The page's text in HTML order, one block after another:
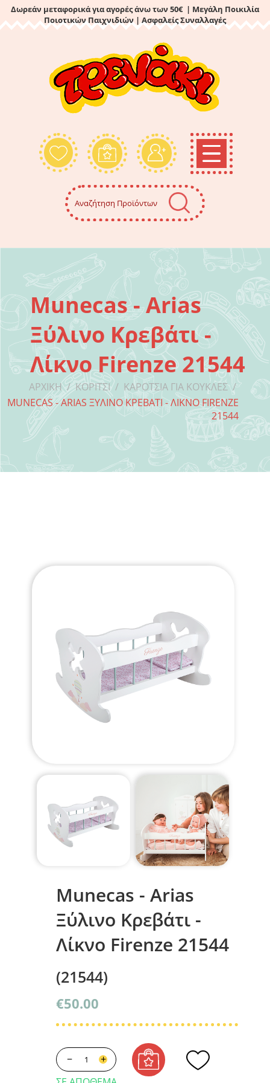
Δωρεάν μεταφορικά για αγορές άνω των 50€ | Μεγάλη Ποικιλία
Ποιοτικών Παιχνιδιών | Ασφαλείς Συναλλαγές
Munecas - Arias
Ξύλινο Κρεβάτι -
Λίκνο Firenze 21544
ΑΡΧΙΚΉ / ΚΟΡΊΤΣΙ / ΚΑΡΌΤΣΙΑ ΓΙΑ ΚΟΎΚΛΕΣ /
MUNECAS - ARIAS ΞΎΛΙΝΟ ΚΡΕΒΆΤΙ - ΛΊΚΝΟ FIRENZE
21544
Munecas - Arias
Ξύλινο Κρεβάτι -
Λίκνο Firenze 21544
(21544)
€50.00
+
−